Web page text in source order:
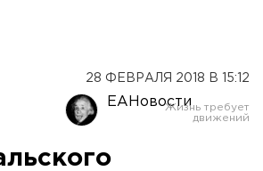
28 ФЕВРАЛЯ 2018 В 15:12
ЕАНовости